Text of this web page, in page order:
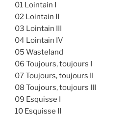
01 Lointain I
02 Lointain II
03 Lointain III
04 Lointain IV
05 Wasteland
06 Toujours, toujours I
07 Toujours, toujours II
08 Toujours, toujours III
09 Esquisse I
10 Esquisse II